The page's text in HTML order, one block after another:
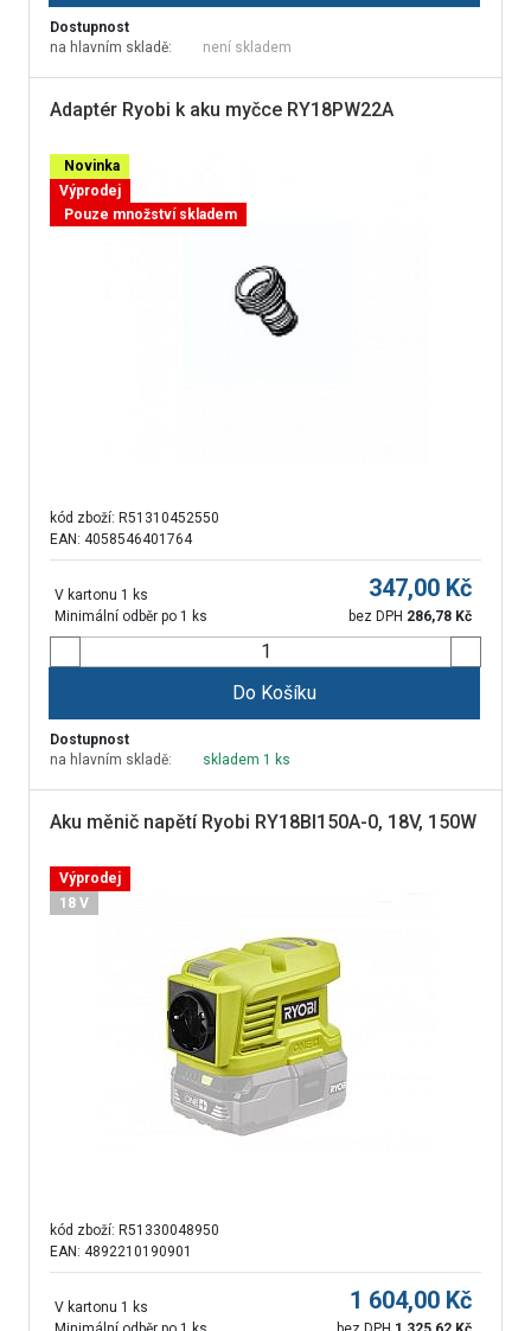
Dostupnost
na hlavním skladě:
není skladem
Adaptér Ryobi k aku myčce RY18PW22A
Novinka
Výprodej
Pouze množství skladem
kód zboží: R51310452550
EAN: 4058546401764
V kartonu 1 ks
Minimální odběr po 1 ks
347,00 Kč
bez DPH 286,78 Kč
Do Košíku
Dostupnost
na hlavním skladě:
skladem 1 ks
Aku měnič napětí Ryobi RY18BI150A-0, 18V, 150W
Výprodej
18 V
kód zboží: R51330048950
EAN: 4892210190901
V kartonu 1 ks
1 604,00 Kč